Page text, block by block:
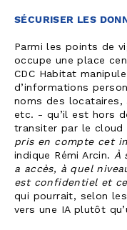
SÉCURISER LES
Parmi les points de
occupe une place
CDC Habitat
d’informations
noms des locataires,
etc. - qu’il est hors
transiter par le cloud
pris en compte cet
indique Rémi Arcin. À
a accès, à quel
est confidentiel et
qui pourrait, selon
vers une IA plutôt